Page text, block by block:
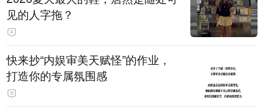
见的人字拖？
快来抄“内娱审美天赋怪”的作业，
打造你的专属氛围感